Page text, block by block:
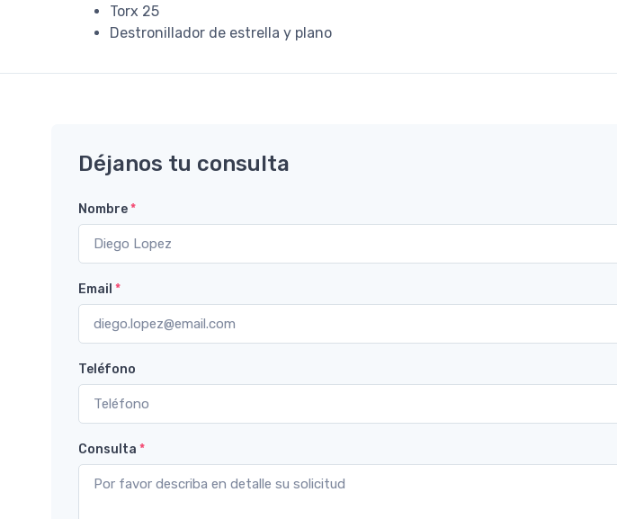
Torx 25
Destronillador de estrella y plano
Déjanos tu consulta
Nombre*
Email *
Teléfono
Consulta *